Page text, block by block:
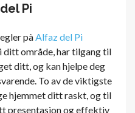
Pi
pà Alfaz del Pi
ditt område, har tilgang til
ditt, og kan hjelpe deg
To av de viktigste
hjemmet ditt raskt, og til
presentasjon og effektiv